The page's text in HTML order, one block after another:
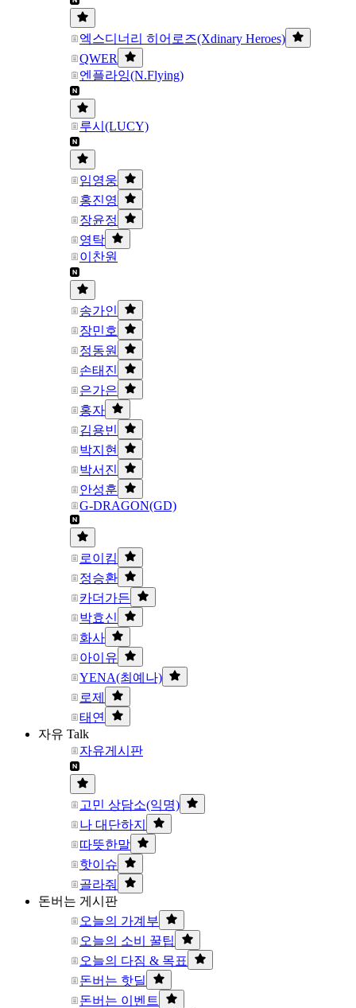
엑스디너리 히어로즈(Xdinary Heroes)
QWER
엔플라잉(N.Flying)
루시(LUCY)
임영웅
홍진영
장윤정
영탁
이찬원
송가인
장민호
정동원
손태진
은가은
홍자
김용빈
박지현
박서진
안성훈
G-DRAGON(GD)
로이킴
정승환
카더가든
박효신
화사
아이유
YENA(최예나)
로제
태연
자유 Talk
자유게시판
고민 상담소(익명)
나 대단하지
따뜻한말
핫이슈
골라줘
돈버는 게시판
오늘의 가계부
오늘의 소비 꿀팁
오늘의 다짐 & 목표
돈버는 핫딜
돈버는 이벤트